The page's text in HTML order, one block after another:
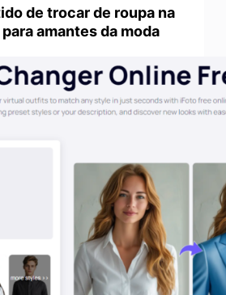
de trocar de roupa na
amantes da moda